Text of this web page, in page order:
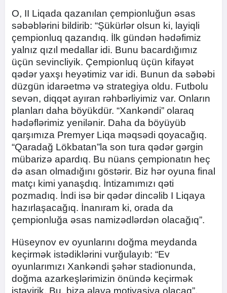
O, II Liqada qazanılan çempionluğun əsas
səbəblərini bildirib: “Şükürlər olsun ki, layiqli
çempionluq qazandıq. İlk gündən hədəfimiz
yalnız qızıl medallar idi. Bunu bacardığımız
üçün sevincliyik. Çempionluq üçün kifayət
qədər yaxşı heyətimiz var idi. Bunun da səbəbi
düzgün idarəetmə və strategiya oldu. Futbolu
sevən, diqqət ayıran rəhbərliyimiz var. Onların
planları daha böyükdür. “Xankəndi” olaraq
hədəflərimiz yenilənir. Daha da böyüyüb
qarşımıza Premyer Liqa məqsədi qoyacağıq.
“Qaradağ Lökbatan”la son tura qədər gərgin
mübarizə apardıq. Bu nüans çempionatın heç
də asan olmadığını göstərir. Biz hər oyuna final
matçı kimi yanaşdıq. İntizamımızı qəti
pozmadıq. İndi isə bir qədər dincəlib I Liqaya
hazırlaşacağıq. İnanıram ki, orada da
çempionluğa əsas namizədlərdən olacağıq”.
Hüseynov ev oyunlarını doğma meydanda
keçirmək istədiklərini vurğulayıb: “Ev
oyunlarımızı Xankəndi şəhər stadionunda,
doğma azarkeşlərimizin önündə keçirmək
istəyirik. Bu, bizə əlavə motivasiya olacaq”.